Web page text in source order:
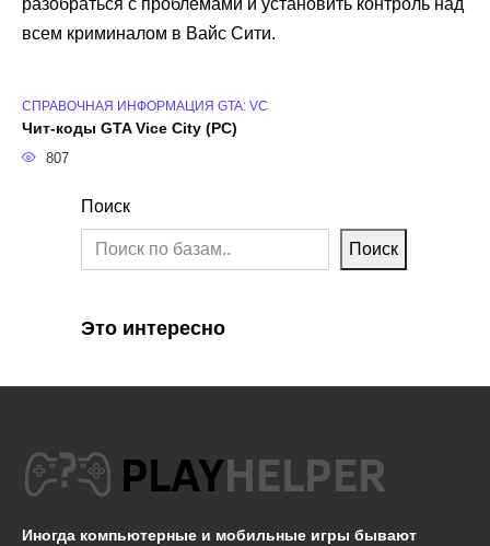
всем криминалом в Вайс Сити.
СПРАВОЧНАЯ ИНФОРМАЦИЯ GTA: VC
Чит-коды GTA Vice City (PC)
807
Поиск
Поиск
Это интересно
Иногда компьютерные и мобильные игры бывают